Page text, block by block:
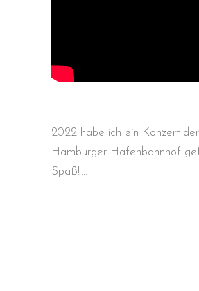
2022 habe ich ein Konzert
Hamburger Hafenbahnhof
Spaß!